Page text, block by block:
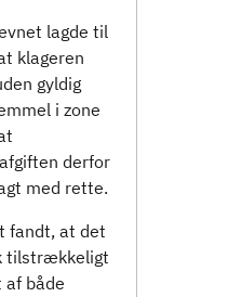
lagde til
klageren
gyldig
i zone
derfor
med rette.
fandt, at det
tilstrækkeligt
af både